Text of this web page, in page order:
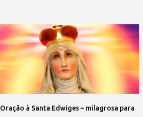
Oração à Santa Edwiges – milagrosa para